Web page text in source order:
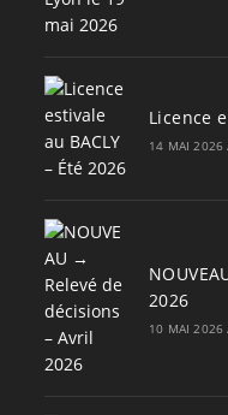
Licence
14 MAI 2026
2026
10 MAI 2026